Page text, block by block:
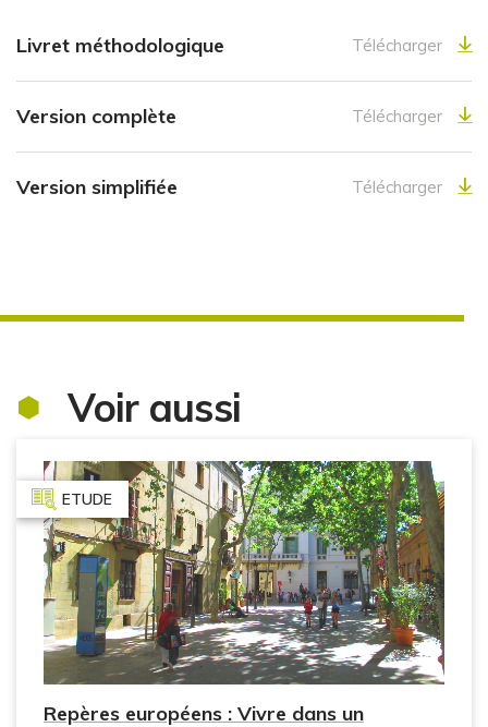
Livret méthodologique Télécharger
Version complète Télécharger
Version simplifiée Télécharger
Voir aussi
ETUDE
Repères européens : Vivre dans un